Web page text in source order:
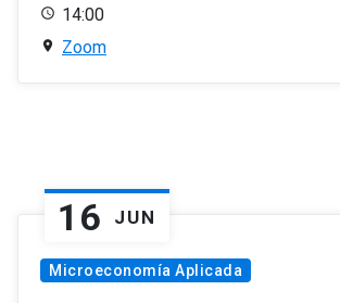
14:00
Zoom
16 JUN
Microeconomía Aplicada